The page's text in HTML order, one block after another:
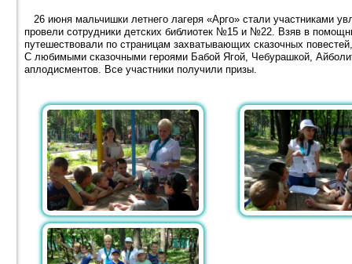
26 июня мальчишки летнего лагеря «Арго» стали участниками
провели сотрудники детских библиотек №15 и №22. Взяв в
путешествовали по страницам захватывающих сказочных
С любимыми сказочными героями Бабой Ягой, Чебурашкой,
аплодисментов. Все участники получили призы.